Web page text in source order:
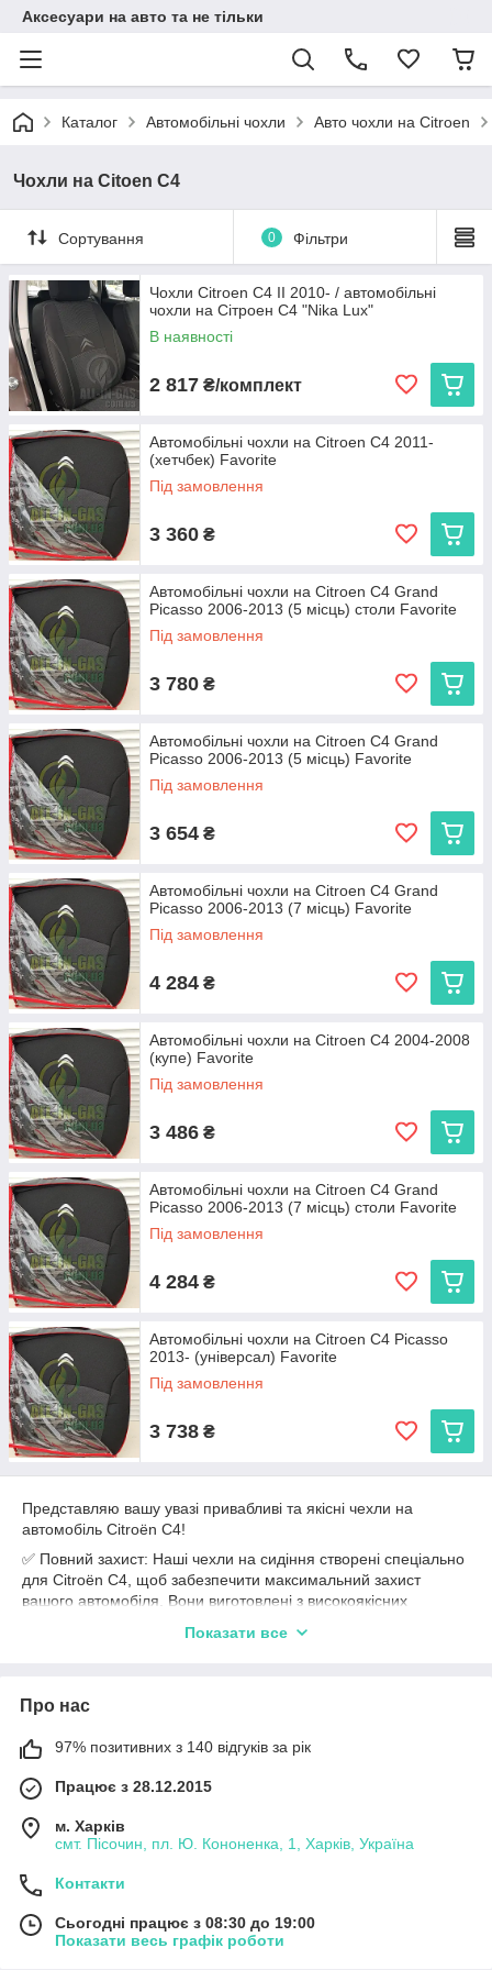
Аксесуари на авто та не тільки
Каталог Автомобільні чохли Авто чохли на Citroen
Чохли на Citoen C4
Сортування 0 Фільтри
Чохли Citroen C4 II 2010- / автомобільні
чохли на Сітроен С4 "Nika Lux"
В наявності
2 817 ₴/комплект
Автомобільні чохли на Citroen C4 2011-
(хетчбек) Favorite
Під замовлення
3 360 ₴
Автомобільні чохли на Citroen C4 Grand
Picasso 2006-2013 (5 місць) столи Favorite
Під замовлення
3 780 ₴
Автомобільні чохли на Citroen C4 Grand
Picasso 2006-2013 (5 місць) Favorite
Під замовлення
3 654 ₴
Автомобільні чохли на Citroen C4 Grand
Picasso 2006-2013 (7 місць) Favorite
Під замовлення
4 284 ₴
Автомобільні чохли на Citroen C4 2004-2008
(купе) Favorite
Під замовлення
3 486 ₴
Автомобільні чохли на Citroen C4 Grand
Picasso 2006-2013 (7 місць) столи Favorite
Під замовлення
4 284 ₴
Автомобільні чохли на Citroen C4 Picasso
2013- (універсал) Favorite
Під замовлення
3 738 ₴
Представляю вашу увазі привабливі та якісні чехли на
автомобіль Citroën C4!
✅ Повний захист: Наші чехли на сидіння створені спеціально
для Citroën C4, щоб забезпечити максимальний захист
вашого автомобіля. Вони виготовлені з високоякісних
підгонку без будь-яких проблем. Вони добре фіксуються і не
✅ Стильний дизайн: Наші чехли не тільки забезпечують
захист, але й додають стиль та елегантність вашому
дизайнів, щоб підібрати оптимальний варіант, який відповідає
вашому смаку та інтер'єру автомобіля.
✅ Висока якість: Ми пропонуємо тільки чехли, які виготовлені
зі знанням справи та з використанням найкращих матеріалів.
Вони мають високу міцність і стійкість до зношування, щоб ви
могли насолоджуватися ними протягом тривалого часу.
Показати все
Про нас
97% позитивних з 140 відгуків за рік
Працює з 28.12.2015
м. Харків
смт. Пісочин, пл. Ю. Кононенка, 1, Харків, Україна
Контакти
Сьогодні працює з 08:30 до 19:00
Показати весь графік роботи